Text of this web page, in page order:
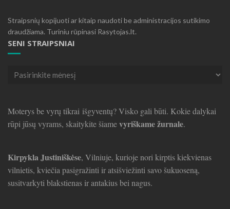
Straipsnių kopijuoti ar kitaip naudoti be administracijos sutikimo
draudžiama. Turiniu rūpinasi Rasytojas.lt.
SENI STRAIPSNIAI
Seni
Moterys be vyrų tikrai išgyventų? Visko gali būti. Kokie dalykai
rūpi jūsų vyrams, skaitykite šiamevyriškame žurnale.
Kirpykla Justiniškėse, Vilniuje, kurioje nori kirptis kiekvienas
vilnietis, kviečia pasigražinti ir atsišviežinti savo šukuoseną,
susitvarkyti blakstienas ir antakius bei nagus.